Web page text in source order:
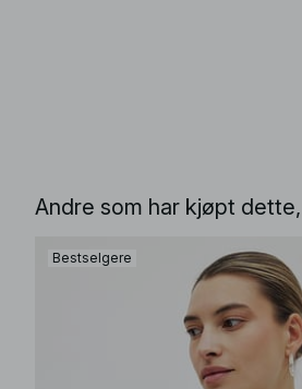
Andre som har kjøpt
Bestselgere